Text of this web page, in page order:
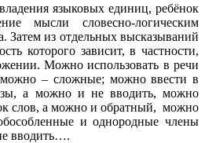
языковых единиц, ребёнок
мысли словесно-логическим
Затем из отдельных высказываний
которого зависит, в частности,
Можно использовать в речи
– сложные; можно ввести в
а можно и не вводить, можно
слов, а можно и обратный, можно
и однородные члены
вводить….